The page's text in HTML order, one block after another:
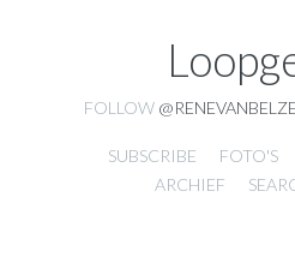
FOLLOW
SUBSCRIBE FOTO'S
ARCHIEF